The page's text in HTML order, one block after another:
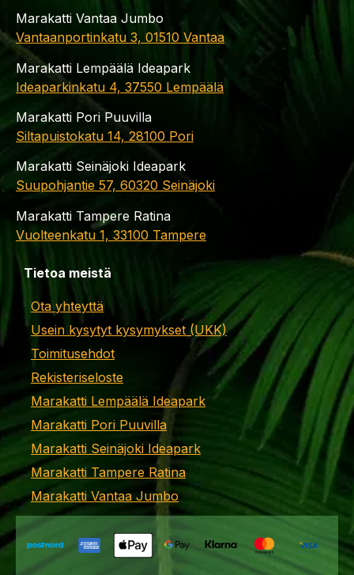
Marakatti Vantaa Jumbo
Vantaanportinkatu 3, 01510 Vantaa
Marakatti Lempäälä Ideapark
Ideaparkinkatu 4, 37550 Lempäälä
Marakatti Pori Puuvilla
Siltapuistokatu 14, 28100 Pori
Marakatti Seinäjoki Ideapark
Suupohjantie 57, 60320 Seinäjoki
Marakatti Tampere Ratina
Vuolteenkatu 1, 33100 Tampere
Tietoa meistä
Ota yhteyttä
Usein kysytyt kysymykset (UKK)
Toimitusehdot
Rekisteriseloste
Marakatti Lempäälä Ideapark
Marakatti Pori Puuvilla
Marakatti Seinäjoki Ideapark
Marakatti Tampere Ratina
Marakatti Vantaa Jumbo